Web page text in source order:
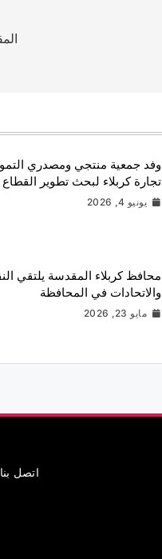
وفد جمعية منتجي ومصدري
تجارة كربلاء لبحث تطوير القطاع
يونيو 4, 2026
محافظ كربلاء المقدسة يلتقي
والاتحادات في المحافظة
مايو 23, 2026
اتصل بنا